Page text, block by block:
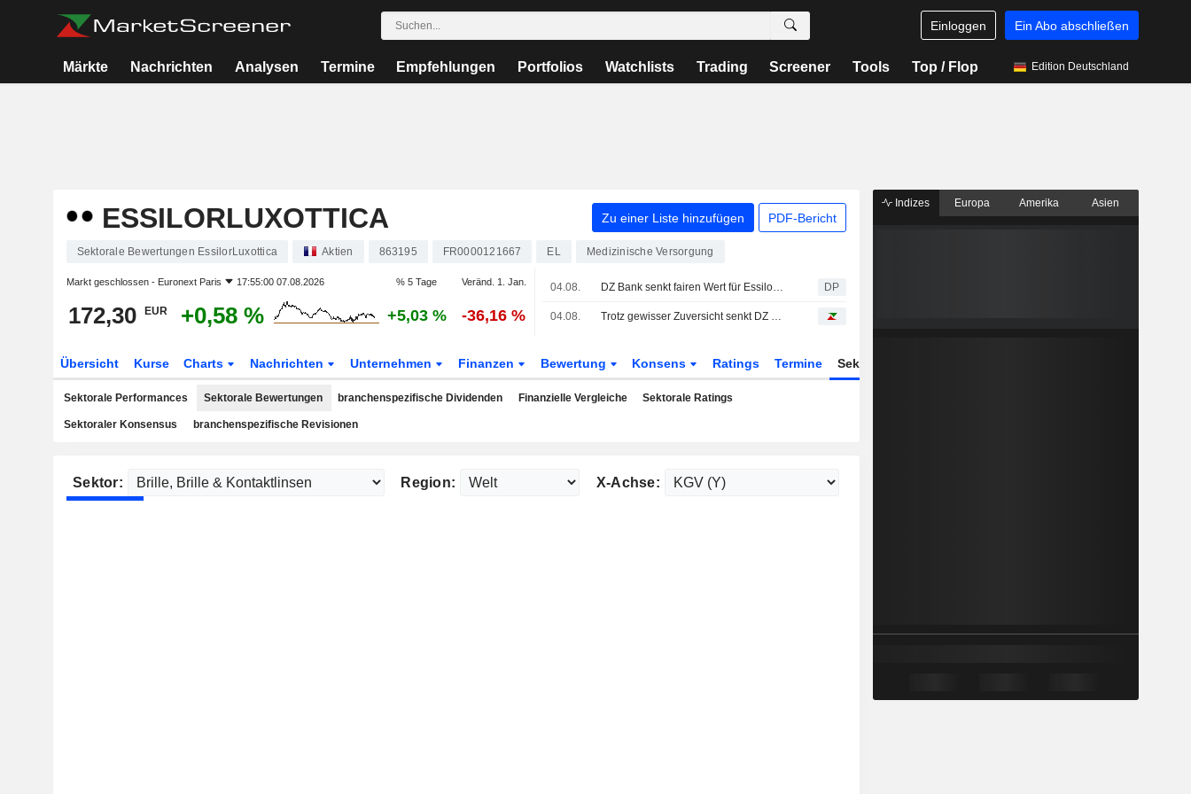
Einloggen Ein Abo abschließen
Märkte Nachrichten Analysen Termine Empfehlungen Portfolios Watchlists Trading Screener Tools Top / Flop Edition Deutschland
ESSILORLUXOTTICA Zu einer Liste hinzufügen PDF-Bericht
Sektorale Bewertungen EssilorLuxottica Aktien 863195 FR0000121667 EL Medizinische Versorgung
Markt geschlossen - Euronext Paris 17:55:00 07.08.2026 % 5 Tage Veränd. 1. Jan.
172,30 EUR +0,58 % +5,03 % -36,16 %
04.08. DZ Bank senkt fairen Wert für EssilorLuxottica - 'Kaufen' DP
04.08. Trotz gewisser Zuversicht senkt DZ Bank ihr Kursziel für EssilorLuxottica
Übersicht Kurse Charts Nachrichten Unternehmen Finanzen Bewertung Konsens Ratings Termine Sektor
Sektorale Performances Sektorale Bewertungen branchenspezifische Dividenden Finanzielle Vergleiche Sektorale Ratings
Sektoraler Konsensus branchenspezifische Revisionen
Sektor: Region: X-Achse:
Indizes Europa Amerika Asien